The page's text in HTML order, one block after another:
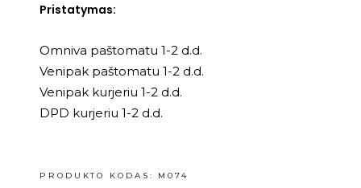
Pristatymas:
Omniva paštomatu 1-2 d.d.
Venipak paštomatu 1-2 d.d.
Venipak kurjeriu 1-2 d.d.
DPD kurjeriu 1-2 d.d.
PRODUKTO KODAS: M074